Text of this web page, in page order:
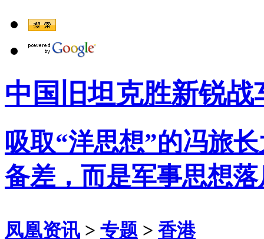
中国旧坦克胜新锐战
吸取“洋思想”的冯旅
备差，而是军事思想
凤凰资讯 > 专题 > 香港